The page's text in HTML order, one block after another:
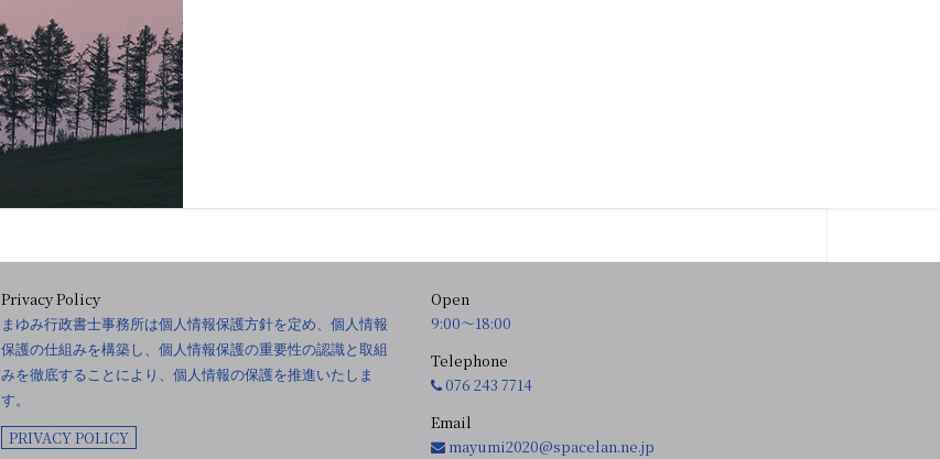
Privacy Policy
まゆみ行政書士事務所は個人情報保護方針を定め、個人情報
保護の仕組みを構築し、個人情報保護の重要性の認識と取組
みを徹底することにより、個人情報の保護を推進いたしま
す。
PRIVACY POLICY
Open
9:00〜18:00
Telephone
076 243 7714
Email
mayumi2020@spacelan.ne.jp